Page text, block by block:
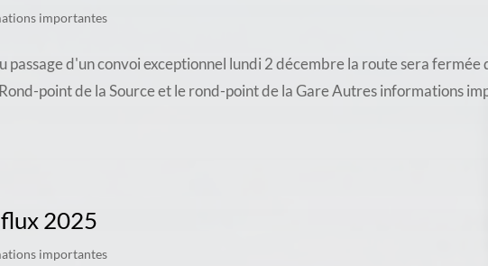
importantes
passage d'un convoi exceptionnel lundi 2 décembre la route sera
point de la Source et le rond-point de la Gare Autres informations
2025
importantes